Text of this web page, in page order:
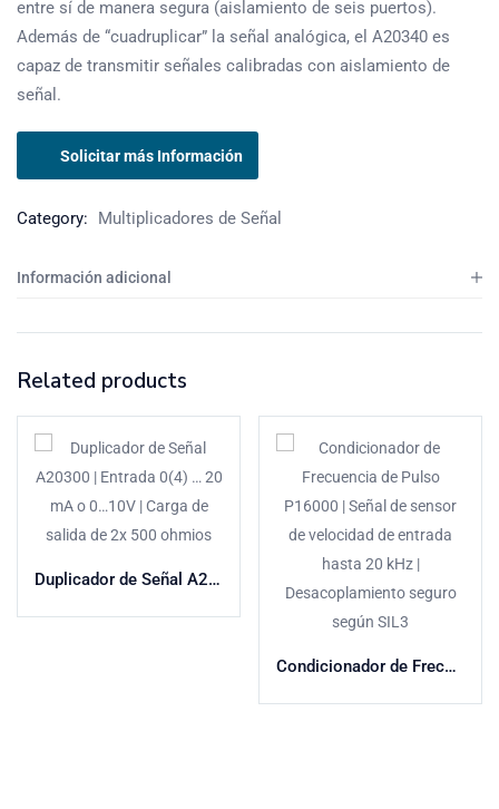
entre sí de manera segura (aislamiento de seis puertos).
Además de “cuadruplicar” la señal analógica, el A20340 es
capaz de transmitir señales calibradas con aislamiento de
señal.
Solicitar más Información
Category: Multiplicadores de Señal
Información adicional
Related products
Duplicador de Señal A20300 | Entrada 0(4) … 20 mA o 0…10V | Carga de salida de 2x 500 ohmios
Condicionador de Frecuencia de Pulso P16000 | Señal de sensor de velocidad de entrada hasta 20 kHz | Desacoplamiento seguro según SIL3